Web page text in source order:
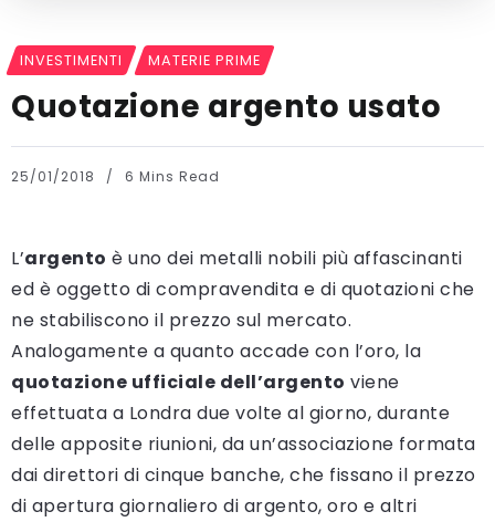
INVESTIMENTI MATERIE PRIME
Quotazione argento usato
25/01/2018 6 Mins Read
L’argento è uno dei metalli nobili più affascinanti
ed è oggetto di compravendita e di quotazioni che
ne stabiliscono il prezzo sul mercato.
Analogamente a quanto accade con l’oro, la
quotazione ufficiale dell’argento viene
effettuata a Londra due volte al giorno, durante
delle apposite riunioni, da un’associazione formata
dai direttori di cinque banche, che fissano il prezzo
di apertura giornaliero di argento, oro e altri